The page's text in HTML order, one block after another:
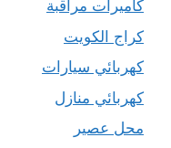
كاميرات مراقبة
كراج الكويت
كهربائي سيارات
كهربائي منازل
محل عصير